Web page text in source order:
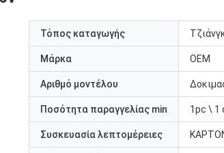
Τόπος καταγωγής
Μάρκα OEM
Αριθμό μοντέλου
Ποσότητα παραγγελίας min 1pc \ 1
Συσκευασία λεπτομέρειες